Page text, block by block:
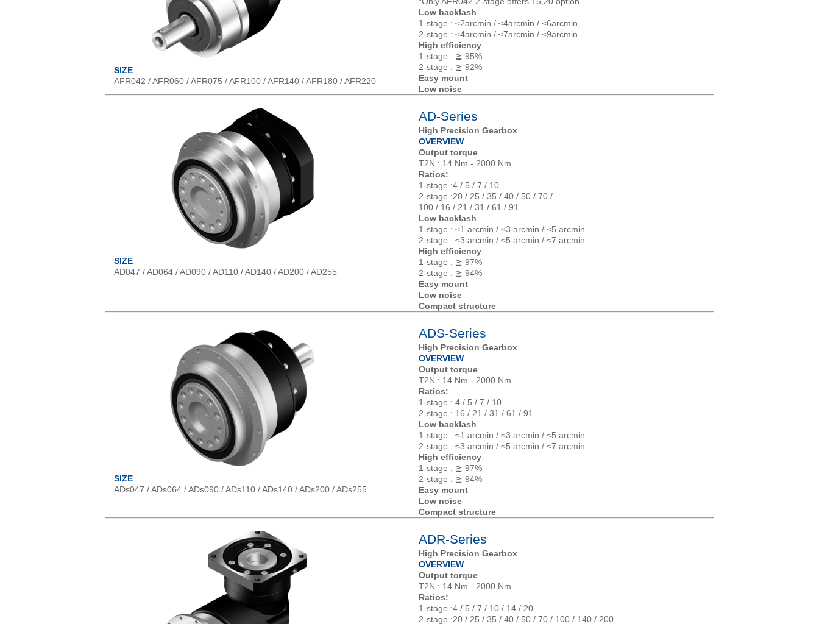
Low backlash
1-stage : ≤2arcmin / ≤4arcmin / ≤6arcmin
2-stage : ≤4arcmin / ≤7arcmin / ≤9arcmin
High efficiency
1-stage : ≧ 95%
2-stage : ≧ 92%
Easy mount
Low noise
SIZE
AFR042 / AFR060 / AFR075 / AFR100 / AFR140 / AFR180 / AFR220
AD-Series
High Precision Gearbox
OVERVIEW
Output torque
T2N : 14 Nm - 2000 Nm
Ratios:
1-stage :4 / 5 / 7 / 10
2-stage :20 / 25 / 35 / 40 / 50 / 70 /
100 / 16 / 21 / 31 / 61 / 91
Low backlash
1-stage : ≤1 arcmin / ≤3 arcmin / ≤5 arcmin
2-stage : ≤3 arcmin / ≤5 arcmin / ≤7 arcmin
High efficiency
1-stage : ≧ 97%
2-stage : ≧ 94%
Easy mount
Low noise
Compact structure
SIZE
AD047 / AD064 / AD090 / AD110 / AD140 / AD200 / AD255
ADS-Series
High Precision Gearbox
OVERVIEW
Output torque
T2N : 14 Nm - 2000 Nm
Ratios:
1-stage : 4 / 5 / 7 / 10
2-stage : 16 / 21 / 31 / 61 / 91
Low backlash
1-stage : ≤1 arcmin / ≤3 arcmin / ≤5 arcmin
2-stage : ≤3 arcmin / ≤5 arcmin / ≤7 arcmin
High efficiency
1-stage : ≧ 97%
2-stage : ≧ 94%
Easy mount
Low noise
Compact structure
SIZE
ADs047 / ADs064 / ADs090 / ADs110 / ADs140 / ADs200 / ADs255
ADR-Series
High Precision Gearbox
OVERVIEW
Output torque
T2N : 14 Nm - 2000 Nm
Ratios:
1-stage :4 / 5 / 7 / 10 / 14 / 20
2-stage :20 / 25 / 35 / 40 / 50 / 70 / 100 / 140 / 200